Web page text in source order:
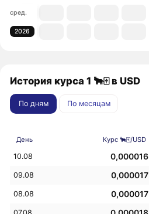
сред.
2026
История курса 1 🐂🀄️ в USD
По дням По месяцам
День Курс 🐂🀄️/USD
10.08 0,000016
09.08 0,000017
08.08 0,000017